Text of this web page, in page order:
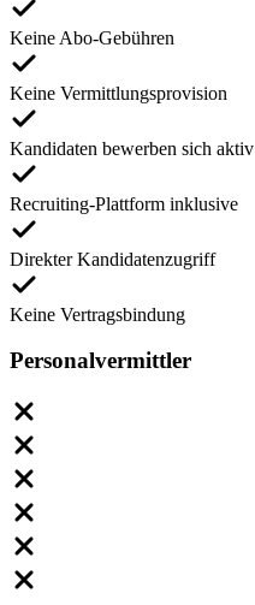
Keine Abo-Gebühren
Keine Vermittlungsprovision
Kandidaten bewerben sich aktiv
Recruiting-Plattform inklusive
Direkter Kandidatenzugriff
Keine Vertragsbindung
Personalvermittler